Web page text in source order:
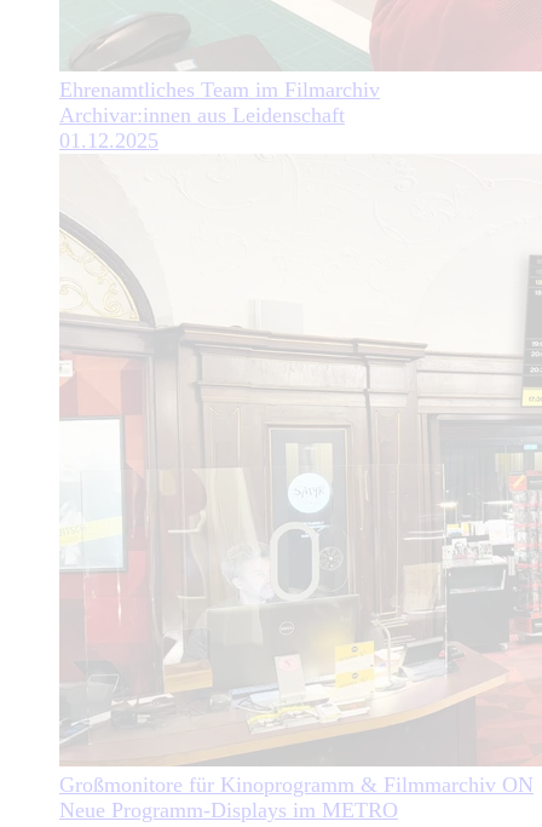
Ehrenamtliches Team im Filmarchiv
Archivar:innen aus Leidenschaft
01.12.2025
Großmonitore für Kinoprogramm & Filmmarchiv ON
Neue Programm-Displays im METRO